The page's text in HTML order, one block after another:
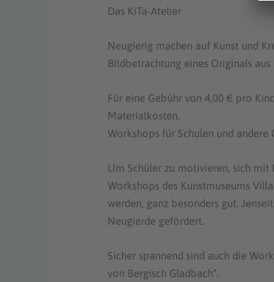
Das KiTa-Atelier
Neugierig machen auf Kunst und
Bildbetrachtung eines Originals
Für eine Gebühr von 4,00 € pro
Materialkosten.
Workshops für Schulen und andere
Um Schüler zu motivieren, sich mit
Workshops des Kunstmuseums
werden, ganz besonders gut.
Neugierde gefördert.
Sicher spannend sind auch die
von Bergisch Gladbach“.